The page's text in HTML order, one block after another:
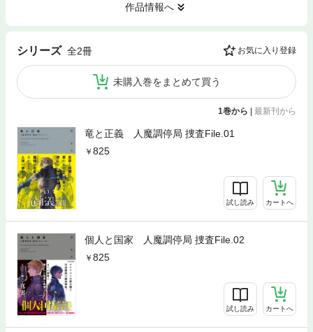
作品情報へ
シリーズ 全2冊 お気に入り登録
未購入巻をまとめて買う
1巻から | 最新刊から
竜と正義 人魔調停局 捜査File.01
825
試し読み カートへ
個人と国家 人魔調停局 捜査File.02
825
試し読み カートへ